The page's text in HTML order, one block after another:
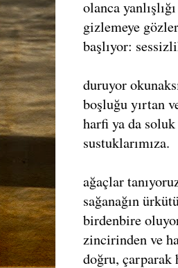
olanca
gizlemeye
başlıyor:
duruyor
boşluğu yırtan
harfi ya da
sustuklarımıza.
ağaçlar
sağanağın
birdenbire
zincirinden ve
doğru, çarparak